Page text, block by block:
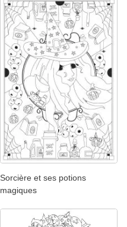
Sorcière et ses potions
magiques